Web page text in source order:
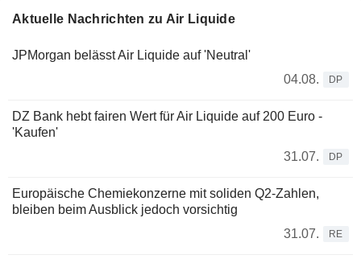
Aktuelle Nachrichten zu Air Liquide
JPMorgan belässt Air Liquide auf 'Neutral'
04.08.
DP
DZ Bank hebt fairen Wert für Air Liquide auf 200 Euro -
'Kaufen'
31.07.
DP
Europäische Chemiekonzerne mit soliden Q2-Zahlen,
bleiben beim Ausblick jedoch vorsichtig
31.07.
RE